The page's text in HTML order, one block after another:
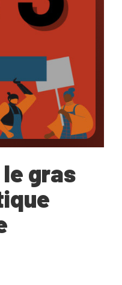
le gras